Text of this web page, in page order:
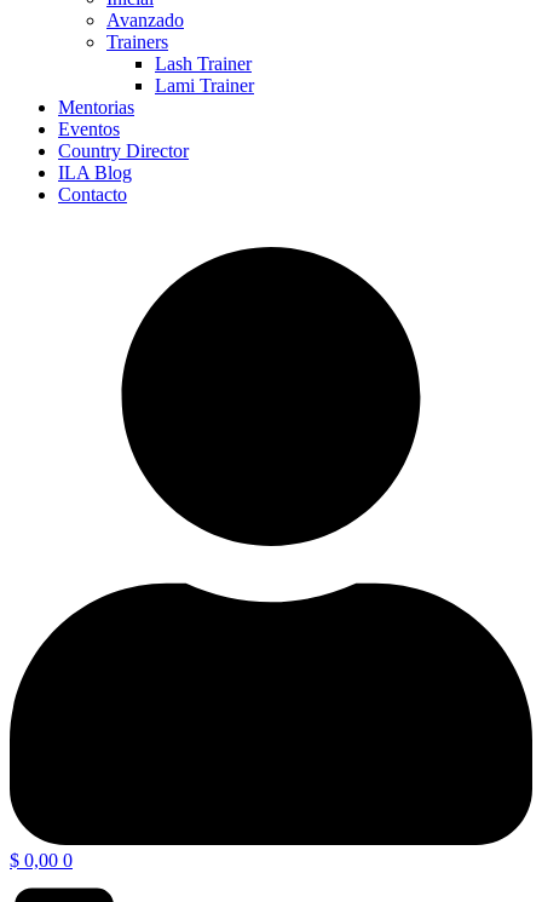
Avanzado
Trainers
Lash Trainer
Lami Trainer
Mentorias
Eventos
Country Director
ILA Blog
Contacto
$ 0,00 0